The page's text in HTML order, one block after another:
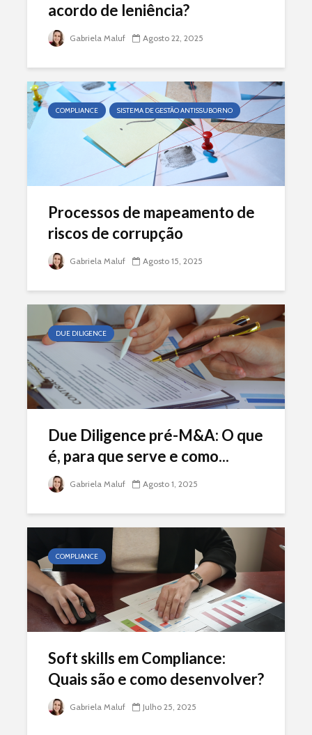
acordo de leniência?
Gabriela Maluf Agosto 22, 2025
COMPLIANCE SISTEMA DE GESTÃO ANTISSUBORNO
Processos de mapeamento de
riscos de corrupção
Gabriela Maluf Agosto 15, 2025
DUE DILIGENCE
Due Diligence pré-M&A: O que
é, para que serve e como...
Gabriela Maluf Agosto 1, 2025
COMPLIANCE
Soft skills em Compliance:
Quais são e como desenvolver?
Gabriela Maluf Julho 25, 2025